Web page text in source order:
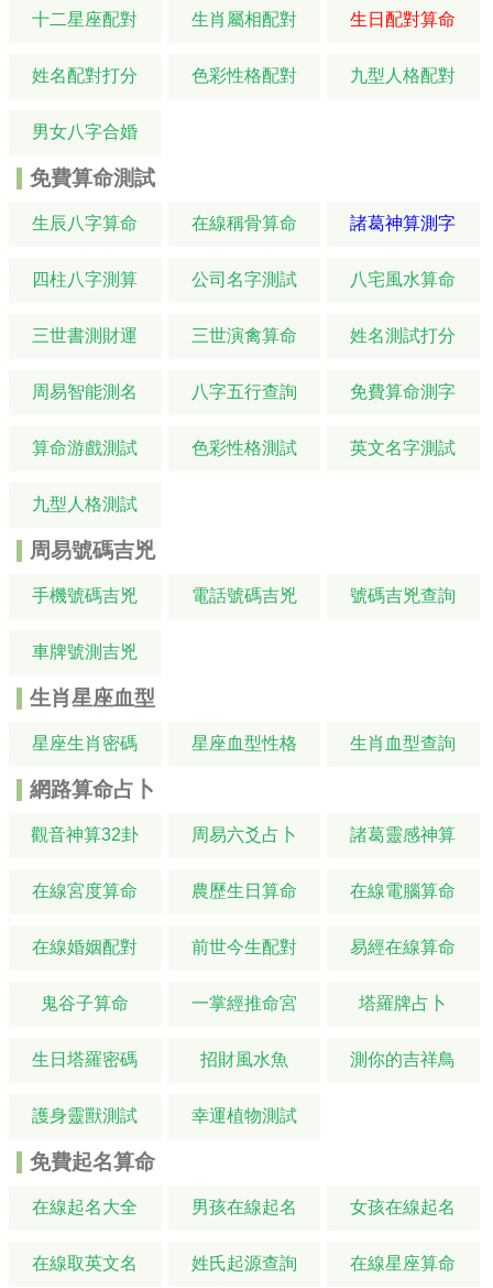
十二星座配對 生肖屬相配對 生日配對算命
姓名配對打分 色彩性格配對 九型人格配對
男女八字合婚
免費算命測試
生辰八字算命 在線稱骨算命 諸葛神算測字
四柱八字測算 公司名字測試 八宅風水算命
三世書測財運 三世演禽算命 姓名測試打分
周易智能測名 八字五行查詢 免費算命測字
算命游戲測試 色彩性格測試 英文名字測試
九型人格測試
周易號碼吉兇
手機號碼吉兇 電話號碼吉兇 號碼吉兇查詢
車牌號測吉兇
生肖星座血型
星座生肖密碼 星座血型性格 生肖血型查詢
網路算命占卜
觀音神算32卦 周易六爻占卜 諸葛靈感神算
在線宮度算命 農歷生日算命 在線電腦算命
在線婚姻配對 前世今生配對 易經在線算命
鬼谷子算命 一掌經推命宮 塔羅牌占卜
生日塔羅密碼 招財風水魚 測你的吉祥鳥
護身靈獸測試 幸運植物測試
免費起名算命
在線起名大全 男孩在線起名 女孩在線起名
在線取英文名 姓氏起源查詢 在線星座算命